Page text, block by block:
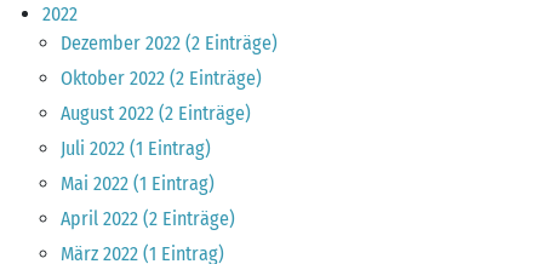
2022
Dezember 2022 (2 Einträge)
Oktober 2022 (2 Einträge)
August 2022 (2 Einträge)
Juli 2022 (1 Eintrag)
Mai 2022 (1 Eintrag)
April 2022 (2 Einträge)
März 2022 (1 Eintrag)